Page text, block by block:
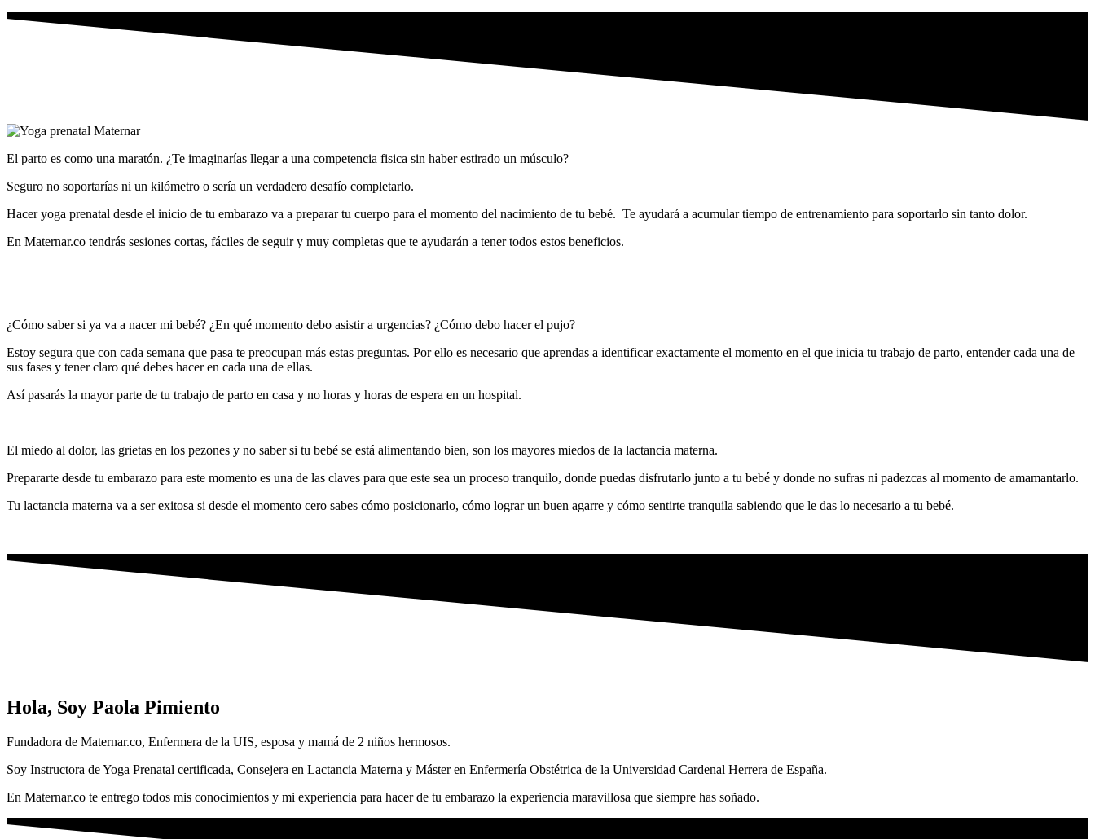
El parto es como una maratón. ¿Te imaginarías llegar a una competencia fisica sin haber estirado un músculo?
Seguro no soportarías ni un kilómetro o sería un verdadero desafío completarlo.
Hacer yoga prenatal desde el inicio de tu embarazo va a preparar tu cuerpo para el momento del nacimiento de tu bebé. Te ayudará a acumular tiempo de entrenamiento para soportarlo sin tanto dolor.
En Maternar.co tendrás sesiones cortas, fáciles de seguir y muy completas que te ayudarán a tener todos estos beneficios.
¿Cómo saber si ya va a nacer mi bebé? ¿En qué momento debo asistir a urgencias? ¿Cómo debo hacer el pujo?
Estoy segura que con cada semana que pasa te preocupan más estas preguntas. Por ello es necesario que aprendas a identificar exactamente el momento en el que inicia tu trabajo de parto, entender cada una de
sus fases y tener claro qué debes hacer en cada una de ellas.
Así pasarás la mayor parte de tu trabajo de parto en casa y no horas y horas de espera en un hospital.
El miedo al dolor, las grietas en los pezones y no saber si tu bebé se está alimentando bien, son los mayores miedos de la lactancia materna.
Prepararte desde tu embarazo para este momento es una de las claves para que este sea un proceso tranquilo, donde puedas disfrutarlo junto a tu bebé y donde no sufras ni padezcas al momento de amamantarlo.
Tu lactancia materna va a ser exitosa si desde el momento cero sabes cómo posicionarlo, cómo lograr un buen agarre y cómo sentirte tranquila sabiendo que le das lo necesario a tu bebé.
Hola, Soy Paola Pimiento
Fundadora de Maternar.co, Enfermera de la UIS, esposa y mamá de 2 niños hermosos.
Soy Instructora de Yoga Prenatal certificada, Consejera en Lactancia Materna y Máster en Enfermería Obstétrica de la Universidad Cardenal Herrera de España.
En Maternar.co te entrego todos mis conocimientos y mi experiencia para hacer de tu embarazo la experiencia maravillosa que siempre has soñado.